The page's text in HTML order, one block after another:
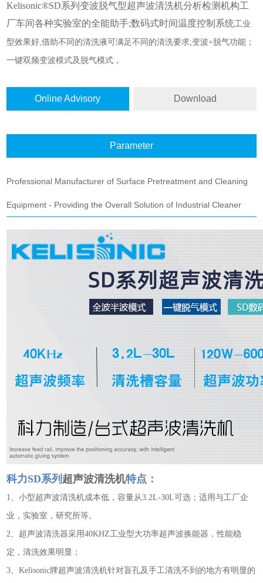
Kelisonic®SD系列变波脱气型超声波清洗机分析检测机构工
厂车间各种实验室的全能助手;数码式时间温度控制系统工业
型效果好,借助不同的清洗液可满足不同的清洗要求;变波+脱气功能；
一键双频变波模式及脱气模式，
Online Advisory Download
Parameter
Professional Manufacturer of Surface Pretreatment and Cleaning
Equipment - Providing the Overall Solution of Industrial Cleaner
科力SD系列 超声波清洗机特点：
1、小型超声波清洗机成本低，容量从3.2L-30L可选；适用与工厂企
业，实验室，研究所等。
2、 超声波清洗器采用40KHZ工业型大功率超声波换能器 ，性能稳
定，清洗效果明显；
3、Kelisonic牌超声波清洗机针对盲孔及手工清洗不到的地方有明显的